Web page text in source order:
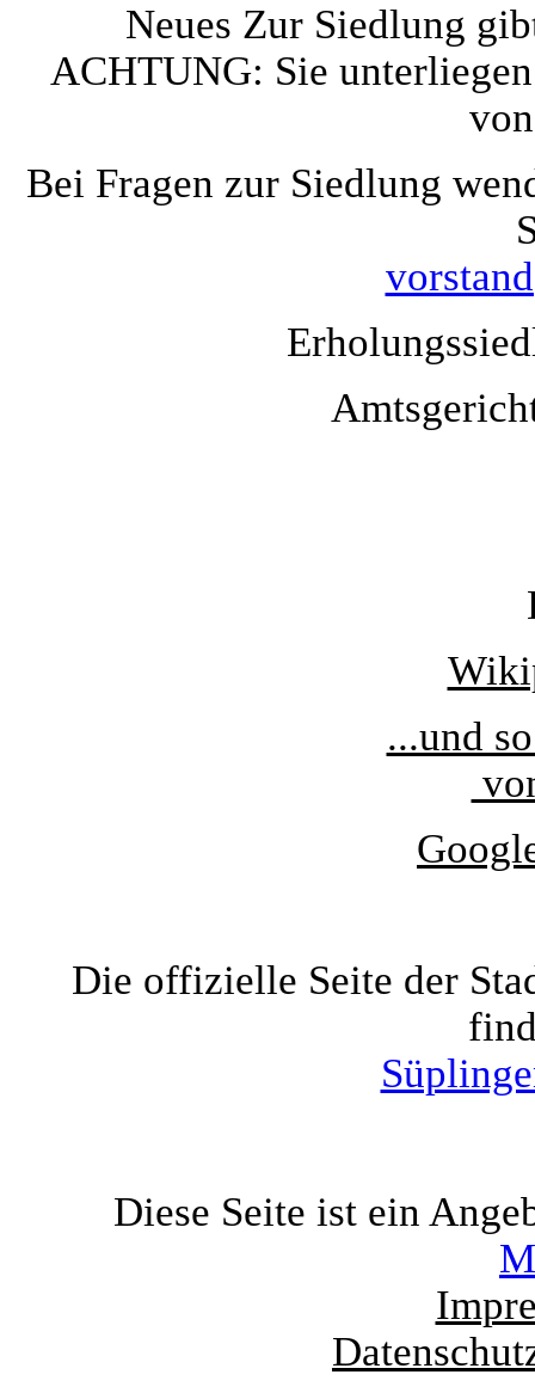
Neues Zur Siedlung
ACHTUNG: Sie
Bei Fragen zur Siedlung
...und
Die offizielle Seite der
Diese Seite ist ein